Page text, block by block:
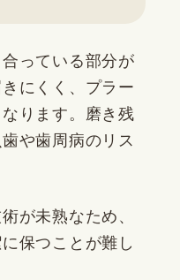
っている部分が
にくく、プラー
ります。磨き残
や歯周病のリス
が未熟なため、
保つことが難し